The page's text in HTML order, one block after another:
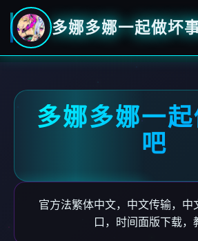
多娜多娜一起做坏
多娜多娜一
吧
官方法繁体中文，中文传输，中
口，时间面版下载，